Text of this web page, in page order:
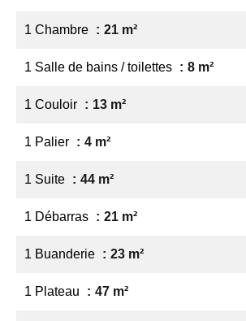
1 Chambre 21 m²
1 Salle de bains / toilettes 8 m²
1 Couloir 13 m²
1 Palier 4 m²
1 Suite 44 m²
1 Débarras 21 m²
1 Buanderie 23 m²
1 Plateau 47 m²